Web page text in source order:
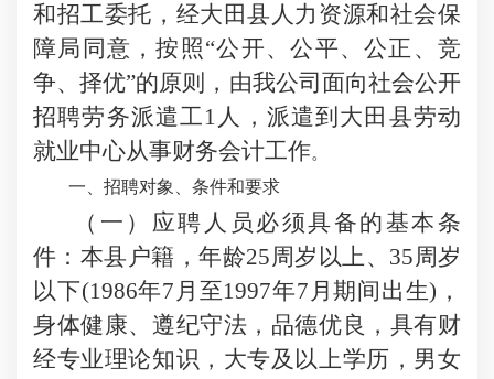
和招工委托，经大田县人力资源和社会保
障局同意，按照“公开、公平、公正、竞
争、择优”的原则，由我公司面向社会公开
招聘劳务派遣工1人，派遣到大田县劳动
就业中心从事财务会计工作。
一、招聘对象、条件和要求
（一）应聘人员必须具备的基本条
件：本县户籍，年龄25周岁以上、 35周岁
以下(1986年7月至1997年7月期间出生)，
身体健康、遵纪守法，品德优良，具有财
经专业理论知识，大专及以上学历，男女